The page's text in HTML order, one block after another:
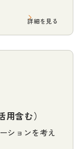
詳細を見る
含む）
ションを考え